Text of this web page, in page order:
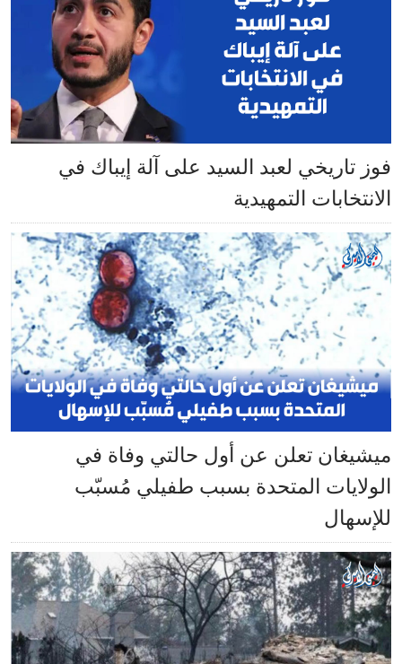
فوز تاريخي لعبد السيد على آلة إيباك في
الانتخابات التمهيدية
ميشيغان تعلن عن أول حالتي وفاة في
الولايات المتحدة بسبب طفيلي مُسبّب
للإسهال